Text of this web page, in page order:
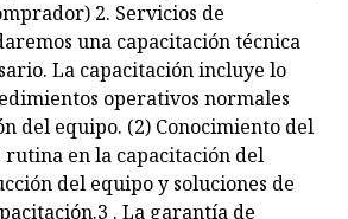
2. Servicios de
una capacitación técnica
La capacitación incluye lo
operativos normales
del equipo. (2) Conocimiento del
en la capacitación del
del equipo y soluciones de
. La garantía de